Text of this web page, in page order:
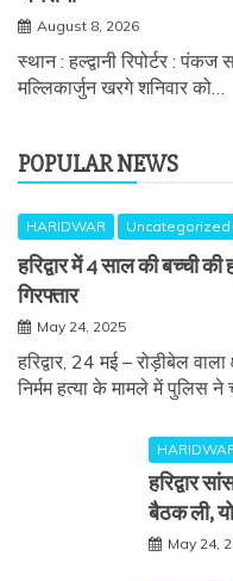
August 8, 2026
स्थान : हल्द्वानी रिपोर्टर :
मल्लिकार्जुन खरगे शनिवार को…
POPULAR NEWS
HARIDWAR Uncategorized
हरिद्वार में 4 साल की बच्ची
गिरफ्तार
May 24, 2025
हरिद्वार, 24 मई – रोड़ीबेल
निर्मम हत्या के मामले में पुलिस ने
हरिद्वार
बैठक ली,
May 24,